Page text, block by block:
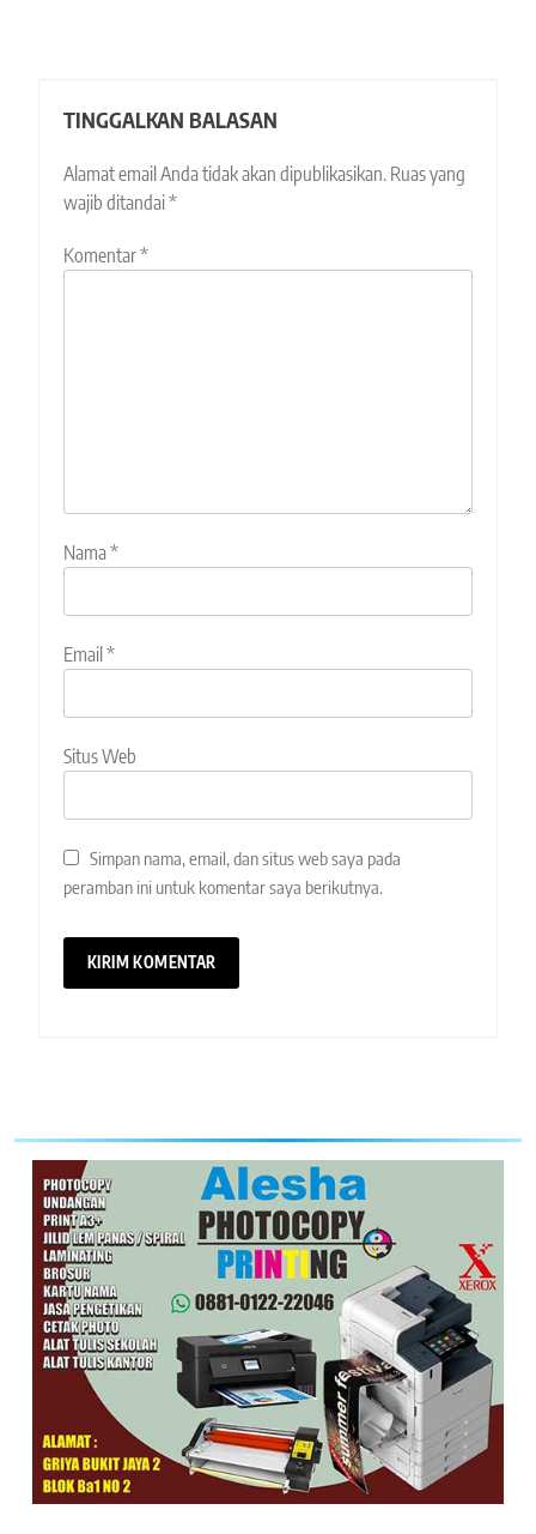
TINGGALKAN BALASAN
Alamat email Anda tidak akan dipublikasikan. Ruas yang
wajib ditandai*
Komentar*
Nama*
Email*
Situs Web
Simpan nama, email, dan situs web saya pada
peramban ini untuk komentar saya berikutnya.